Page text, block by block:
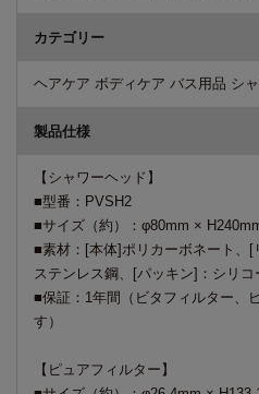
カテゴリー
ヘアケア ボディケア バス用品 シ
製品仕様
【シャワーヘッド】
■型番：PVSH2
■サイズ（約）：φ80mm ×
■素材：[本体]ポリカーボネート、[
ステンレス鋼、[パッキン]：シリコ
■保証：1年間（ビタフィルター、
す）
【ピュアフィルター】